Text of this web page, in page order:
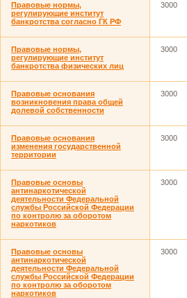
Правовые нормы,
регулирующие институт
банкротства согласно ГК РФ
3000
Правовые нормы,
регулирующие институт
банкротства физических лиц
3000
Правовые основания
возникновения права общей
долевой собственности
3000
Правовые основания
изменения государственной
территории
3000
Правовые основы
антинаркотической
деятельности Федеральной
службы Российской Федерации
по контролю за оборотом
наркотиков
3000
Правовые основы
антинаркотической
деятельности Федеральной
службы Российской Федерации
по контролю за оборотом
наркотиков
3000